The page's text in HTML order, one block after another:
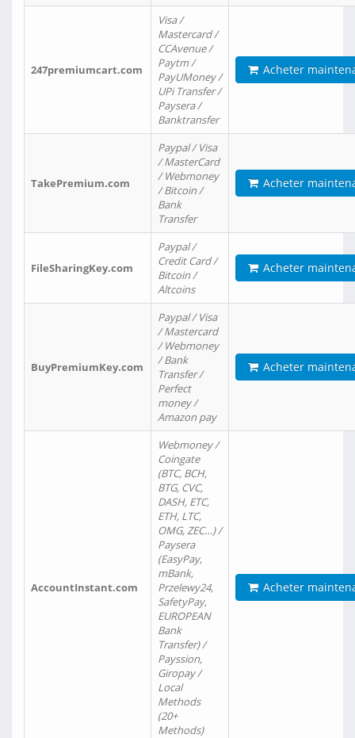
247premiumcart.com
Visa /
Mastercard /
CCAvenue /
Paytm /
PayUMoney /
UPi Transfer /
Paysera /
Banktransfer
Acheter
TakePremium.com
Paypal / Visa
/ MasterCard
/ Webmoney
/ Bitcoin /
Bank
Transfer
Acheter
FileSharingKey.com
Paypal /
Credit Card /
Bitcoin /
Altcoins
Acheter
BuyPremiumKey.com
Paypal / Visa
/ Mastercard
/ Webmoney
/ Bank
Transfer /
Perfect
money /
Amazon pay
Acheter
AccountInstant.com
Webmoney /
Coingate
(BTC, BCH,
BTG, CVC,
DASH, ETC,
ETH, LTC,
OMG, ZEC…) /
Paysera
(EasyPay,
mBank,
Przelewy24,
SafetyPay,
EUROPEAN
Bank
Transfer) /
Payssion,
Giropay /
Local
Methods
(20+
Methods)
Acheter